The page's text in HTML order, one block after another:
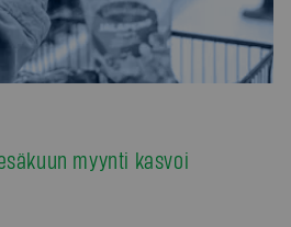
myynti kasvoi